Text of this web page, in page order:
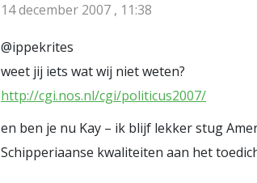
14 december 2007 , 11:38
@ippekrites
weet jij iets wat wij niet weten?
http://cgi.nos.nl/cgi/politicus2007/
en ben je nu Kay – ik blijf lekker stug
Schipperiaanse kwaliteiten aan het